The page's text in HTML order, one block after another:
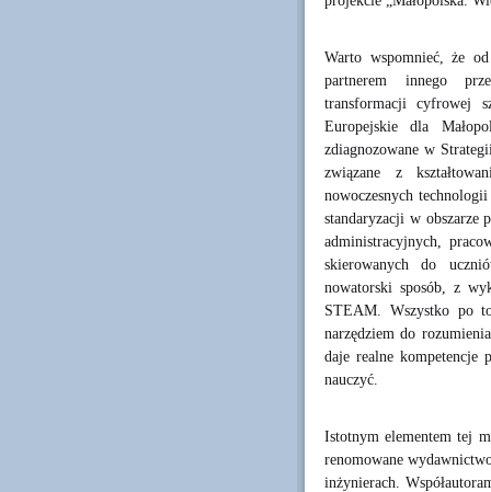
Warto wspomnieć, że
partnerem innego
transformacji cyfrowej
Europejskie dla
zdiagnozowane w
związane z
nowoczesnych
standaryzacji w obszarze
administracyjnych,
skierowanych do
nowatorski sposób, z
STEAM. Wszystko po
narzędziem do
daje realne kompetencje
nauczyć.
Istotnym elementem tej
renomowane
inżynierach.